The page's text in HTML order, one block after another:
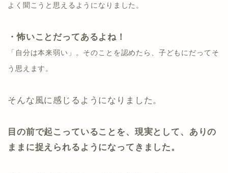
よく聞こうと思えるようになりました。
・怖いことだってあるよね！
「自分は本来弱い」。そのことを認めたら、子どもにだってそ
う思えます。
そんな風に感じるようになりました。
目の前で起こっていることを、現実として、ありの
ままに捉えられるようになってきました。